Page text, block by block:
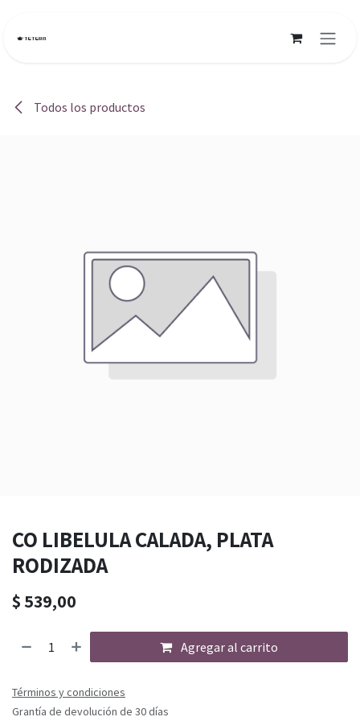
Todos los productos
CO LIBELULA CALADA, PLATA
RODIZADA
$ 539,00
Agregar al carrito
Términos y condiciones
Grantía de devolución de 30 días